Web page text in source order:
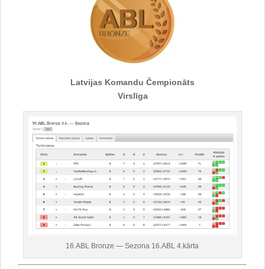
Latvijas Komandu Čempionāts
Virslīga
16.ABL Bronze — Sezona 16.ABL 4.kārta